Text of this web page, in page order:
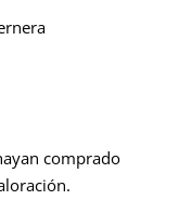
comprado